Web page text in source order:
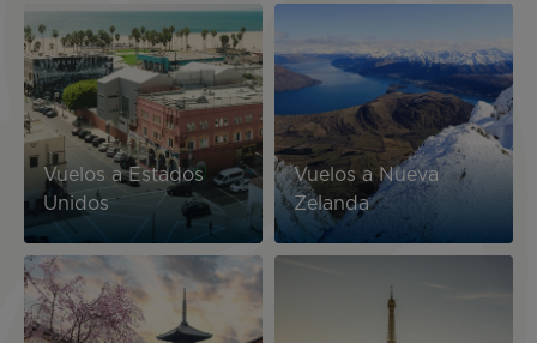
Image
Vuelos a Estados
Unidos
Vuelos a Nueva
Zelanda
Image